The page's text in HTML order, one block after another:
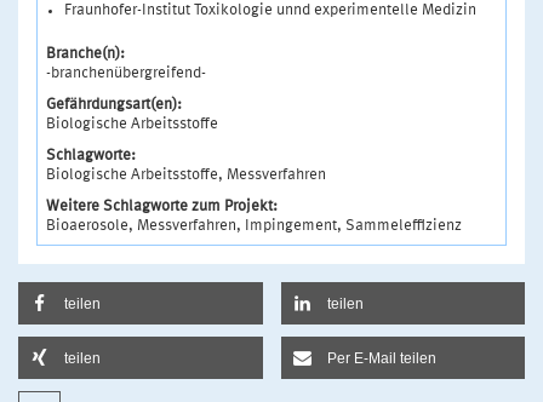
Fraunhofer-Institut Toxikologie unnd experimentelle Medizin
Branche(n):
-branchenübergreifend-
Gefährdungsart(en):
Biologische Arbeitsstoffe
Schlagworte:
Biologische Arbeitsstoffe, Messverfahren
Weitere Schlagworte zum Projekt:
Bioaerosole, Messverfahren, Impingement, Sammeleffizienz
teilen teilen
teilen Per E-Mail teilen